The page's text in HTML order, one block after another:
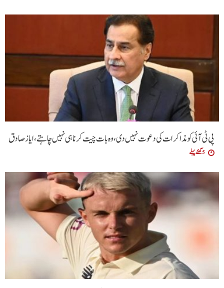
پی ٹی آئی کو مذاکرات کی دعوت نہیں دی،وہ بات چیت کرنا ہی نہیں چاہتے،ایاز صادق
5 گھنٹے پہلے